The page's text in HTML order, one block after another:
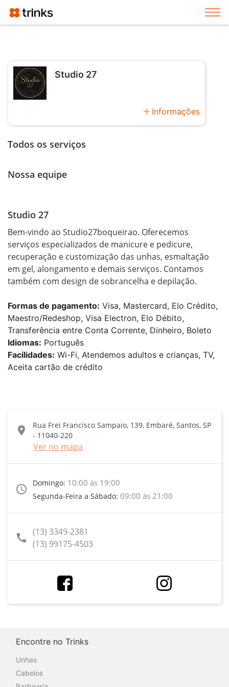
Studio 27
add Informações
Todos os serviços
Nossa equipe
Studio 27
Bem-vindo ao Studio27boqueirao. Oferecemos
serviços especializados de manicure e pedicure,
recuperação e customização das unhas, esmaltação
em gel, alongamento e demais serviços. Contamos
também com design de sobrancelha e depilação.
Formas de pagamento: Visa, Mastercard, Elo Crédito,
Maestro/Redeshop, Visa Electron, Elo Débito,
Transferência entre Conta Corrente, Dinheiro, Boleto
Idiomas: Português
Facilidades: Wi-Fi, Atendemos adultos e crianças, TV,
Aceita cartão de crédito
location_on
Rua Frei Francisco Sampaio, 139, Embaré, Santos, SP
- 11040-220
Ver no mapa
access_time
Domingo: 10:00 às 19:00
Segunda-Feira a Sábado: 09:00 às 21:00
call (13) 3349-2381
(13) 99175-4503
Encontre no Trinks
Unhas
Cabelos